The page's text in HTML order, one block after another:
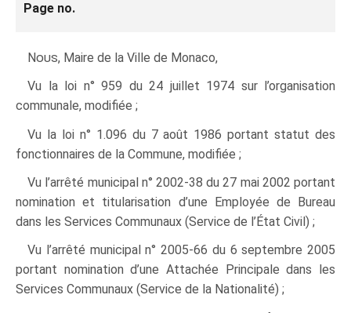
Page no.
Nous, Maire de la Ville de Monaco,
Vu la loi n° 959 du 24 juillet 1974 sur l’organisation
communale, modifiée ;
Vu la loi n° 1.096 du 7 août 1986 portant statut des
fonctionnaires de la Commune, modifiée ;
Vu l’arrêté municipal n° 2002‑38 du 27 mai 2002 portant
nomination et titularisation d’une Employée de Bureau
dans les Services Communaux (Service de l’État Civil) ;
Vu l’arrêté municipal n° 2005‑66 du 6 septembre 2005
portant nomination d’une Attachée Principale dans les
Services Communaux (Service de la Nationalité) ;